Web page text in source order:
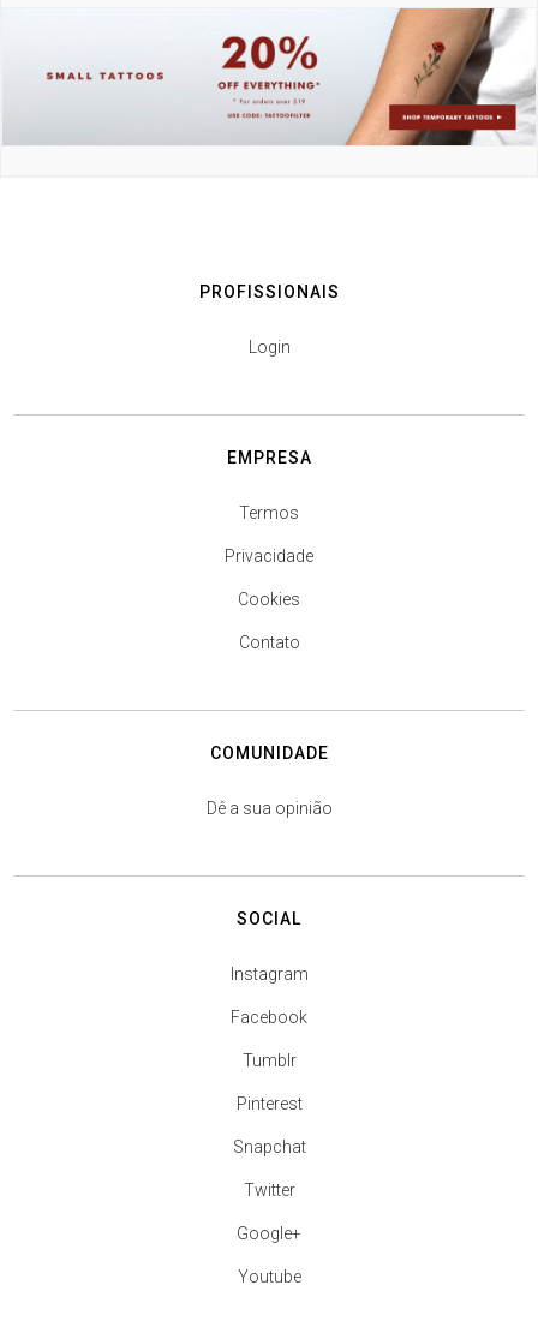
PROFISSIONAIS
Login
EMPRESA
Termos
Privacidade
Cookies
Contato
COMUNIDADE
Dê a sua opinião
SOCIAL
Instagram
Facebook
Tumblr
Pinterest
Snapchat
Twitter
Google+
Youtube